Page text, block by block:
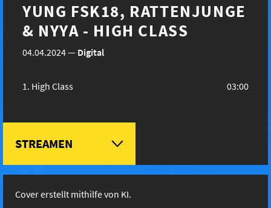
YUNG FSK18, RATTENJUNGE
& NYYA - HIGH CLASS
04.04.2024— Digital
High Class 03:00
STREAMEN
Cover erstellt mithilfe von KI.